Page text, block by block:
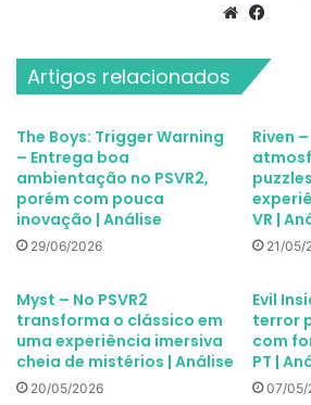
Website
Artigos relacionados
The Boys: Trigger Warning
– Entrega boa
ambientação no PSVR2,
porém com pouca
inovação | Análise
29/06/2026
Riven
VR |
21/05/
Myst – No PSVR2
transforma o clássico em
uma experiência imersiva
cheia de mistérios | Análise
20/05/2026
Evil
terror
com
PT |
07/05/